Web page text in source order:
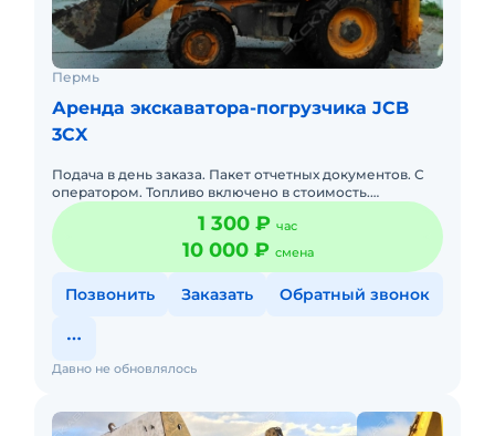
Пермь
Аренда экскаватора-погрузчика JCB
3CX
Подача в день заказа. Пакет отчетных документов. С
оператором. Топливо включено в стоимость.
Долгосрочная аренда. Краткосрочная аренда. Сейчас
свободна.
1 300 ₽ час
10 000 ₽ смена
Позвонить Заказать Обратный звонок
Давно не обновлялось